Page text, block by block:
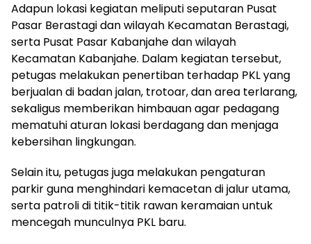
Adapun lokasi kegiatan meliputi seputaran Pusat
Pasar Berastagi dan wilayah Kecamatan Berastagi,
serta Pusat Pasar Kabanjahe dan wilayah
Kecamatan Kabanjahe. Dalam kegiatan tersebut,
petugas melakukan penertiban terhadap PKL yang
berjualan di badan jalan, trotoar, dan area terlarang,
sekaligus memberikan himbauan agar pedagang
mematuhi aturan lokasi berdagang dan menjaga
kebersihan lingkungan.
Selain itu, petugas juga melakukan pengaturan
parkir guna menghindari kemacetan di jalur utama,
serta patroli di titik-titik rawan keramaian untuk
mencegah munculnya PKL baru.